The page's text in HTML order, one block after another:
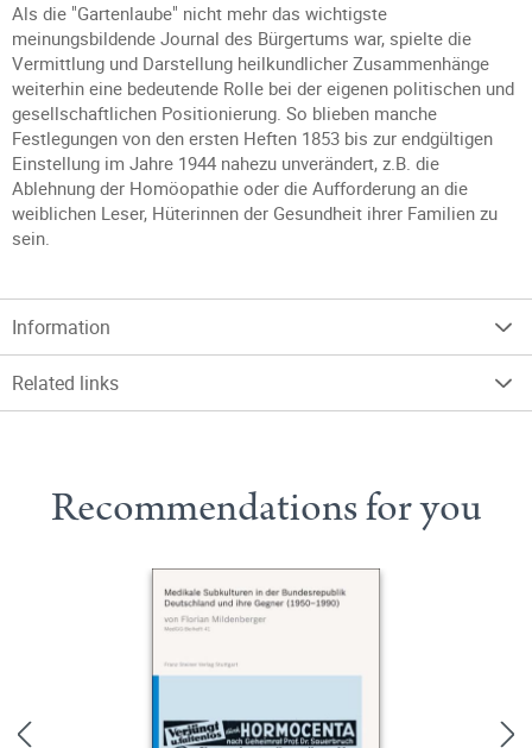
Als die "Gartenlaube" nicht mehr das wichtigste
meinungsbildende Journal des Bürgertums war, spielte die
Vermittlung und Darstellung heilkundlicher Zusammenhänge
weiterhin eine bedeutende Rolle bei der eigenen politischen und
gesellschaftlichen Positionierung. So blieben manche
Festlegungen von den ersten Heften 1853 bis zur endgültigen
Einstellung im Jahre 1944 nahezu unverändert, z.B. die
Ablehnung der Homöopathie oder die Aufforderung an die
weiblichen Leser, Hüterinnen der Gesundheit ihrer Familien zu
sein.
Information
Related links
Recommendations for you